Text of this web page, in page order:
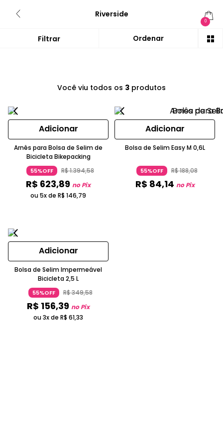
Riverside
0
Você viu todos os 3 produtos
Adicionar
Arnês para Bolsa de Selim de
Bicicleta Bikepacking
55%OFF R$1.394,58
R$ 623,89 no Pix
ou 5x de R$ 146,79
Adicionar
Bolsa de Selim Easy M 0,6L
55%OFF R$188,08
R$ 84,14 no Pix
Adicionar
Bolsa de Selim Impermeável
Bicicleta 2,5 L
55%OFF R$349,58
R$ 156,39 no Pix
ou 3x de R$ 61,33